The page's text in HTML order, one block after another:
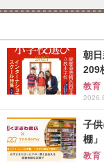
朝
209
教育
子
棚
教育